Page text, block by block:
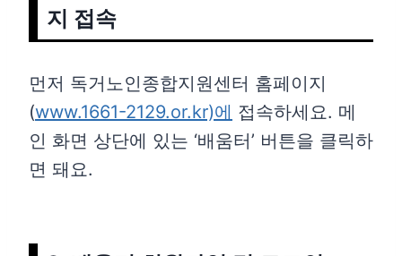
지 접속
먼저 독거노인종합지원센터 홈페이지
(www.1661-2129.or.kr)에 접속하세요. 메
인 화면 상단에 있는 ‘배움터’ 버튼을 클릭하
면 돼요.